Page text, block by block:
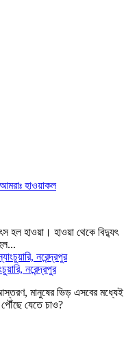
হাওয়াকল
হল হাওয়া। হাওয়া থেকে বিদ্যুৎ
নরেন্দ্রপুর
মানুষের ভিড় এসবের মধ্যেই
পৌঁছে যেতে চাও?